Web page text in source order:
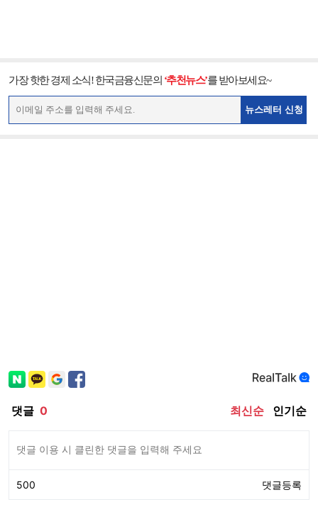
가장 핫한 경제 소식! 한국금융신문의 ‘추천뉴스’를 받아보세요~
뉴스레터 신청